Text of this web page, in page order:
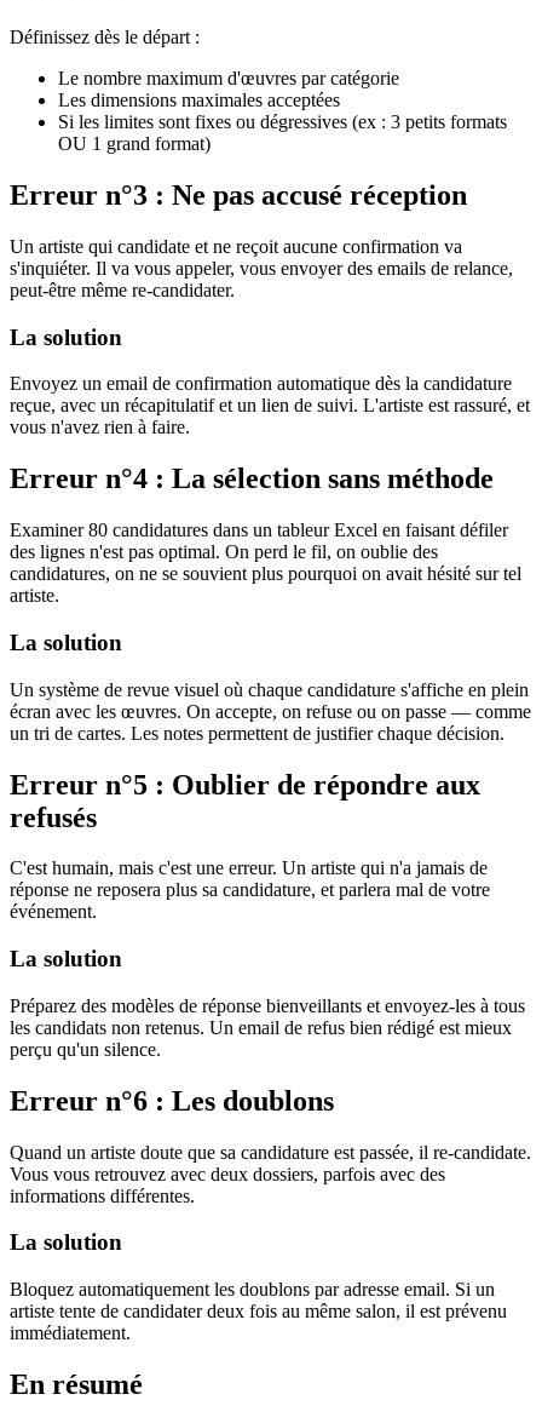
Définissez dès le départ :
Le nombre maximum d'œuvres par catégorie
Les dimensions maximales acceptées
Si les limites sont fixes ou dégressives (ex : 3 petits formats
OU 1 grand format)
Erreur n°3 : Ne pas accusé réception
Un artiste qui candidate et ne reçoit aucune confirmation va
s'inquiéter. Il va vous appeler, vous envoyer des emails de relance,
peut-être même re-candidater.
La solution
Envoyez un email de confirmation automatique dès la candidature
reçue, avec un récapitulatif et un lien de suivi. L'artiste est rassuré, et
vous n'avez rien à faire.
Erreur n°4 : La sélection sans méthode
Examiner 80 candidatures dans un tableur Excel en faisant défiler
des lignes n'est pas optimal. On perd le fil, on oublie des
candidatures, on ne se souvient plus pourquoi on avait hésité sur tel
artiste.
La solution
Un système de revue visuel où chaque candidature s'affiche en plein
écran avec les œuvres. On accepte, on refuse ou on passe — comme
un tri de cartes. Les notes permettent de justifier chaque décision.
Erreur n°5 : Oublier de répondre aux
refusés
C'est humain, mais c'est une erreur. Un artiste qui n'a jamais de
réponse ne reposera plus sa candidature, et parlera mal de votre
événement.
La solution
Préparez des modèles de réponse bienveillants et envoyez-les à tous
les candidats non retenus. Un email de refus bien rédigé est mieux
perçu qu'un silence.
Erreur n°6 : Les doublons
Quand un artiste doute que sa candidature est passée, il re-candidate.
Vous vous retrouvez avec deux dossiers, parfois avec des
informations différentes.
La solution
Bloquez automatiquement les doublons par adresse email. Si un
artiste tente de candidater deux fois au même salon, il est prévenu
immédiatement.
En résumé